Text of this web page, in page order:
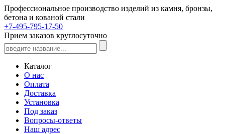
Профессиональное производство изделий из камня, бронзы,
бетона и кованой стали
+7-495-795-17-50
Прием заказов круглосуточно
Каталог
О нас
Оплата
Доставка
Установка
Под заказ
Вопросы-ответы
Наш адрес